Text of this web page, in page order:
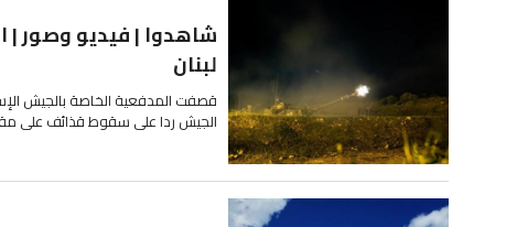
شاهدوا | فيديو وصور |
لبنان
قصفت المدفعية الخاصة بالجيش
الجيش ردا على سقوط قذائف على